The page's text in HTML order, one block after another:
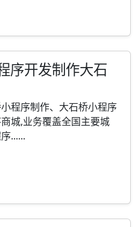
序开发制作大石
程序制作、大石桥小程序
城,业务覆盖全国主要城
......